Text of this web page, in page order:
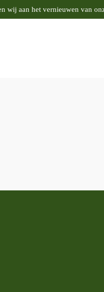
wij aan het vernieuwen van